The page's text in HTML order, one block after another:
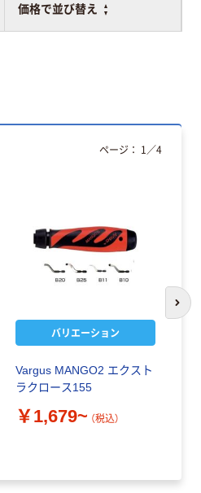
価格で並び替え比較表に追加
バリエーション
Vargus MANGO2 エクスト
ラクロース155
￥1,679~ （税込）
ページ： 1 ／4
次